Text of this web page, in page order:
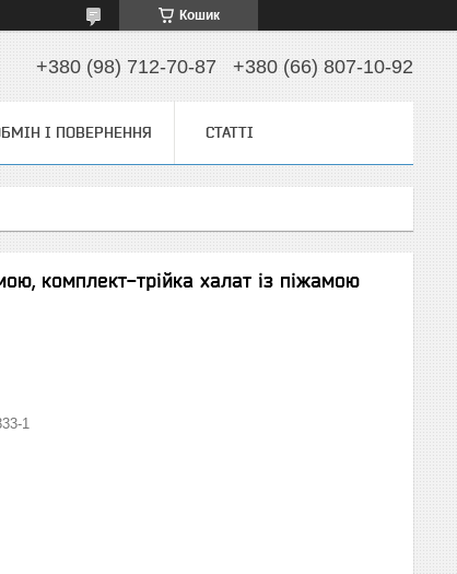
Кошик
+380 (98) 712-70-87 +380 (66) 807-10-92
І ПОВЕРНЕННЯ СТАТТІ
комплект-трійка халат із піжамою
1